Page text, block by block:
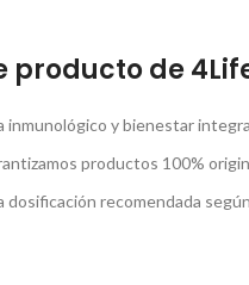
producto de
inmunológico y bienestar
productos 100%
recomendada